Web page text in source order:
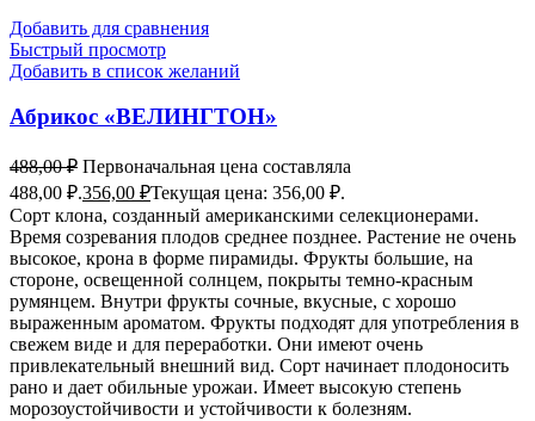
Добавить для сравнения
Быстрый просмотр
Добавить в список желаний
Абрикос «ВЕЛИНГТОН»
488,00₽ Первоначальная цена составляла
488,00 ₽.356,00 ₽Текущая цена: 356,00 ₽.
Сорт клона, созданный американскими селекционерами.
Время созревания плодов среднее позднее. Растение не очень
высокое, крона в форме пирамиды. Фрукты большие, на
стороне, освещенной солнцем, покрыты темно-красным
румянцем. Внутри фрукты сочные, вкусные, с хорошо
выраженным ароматом. Фрукты подходят для употребления в
свежем виде и для переработки. Они имеют очень
привлекательный внешний вид. Сорт начинает плодоносить
рано и дает обильные урожаи. Имеет высокую степень
морозоустойчивости и устойчивости к болезням.